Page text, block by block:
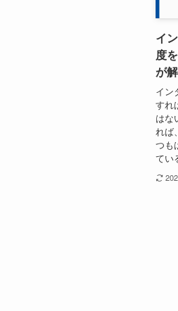
イ
度
が
イン
すれ
はな
れば
つも
てい